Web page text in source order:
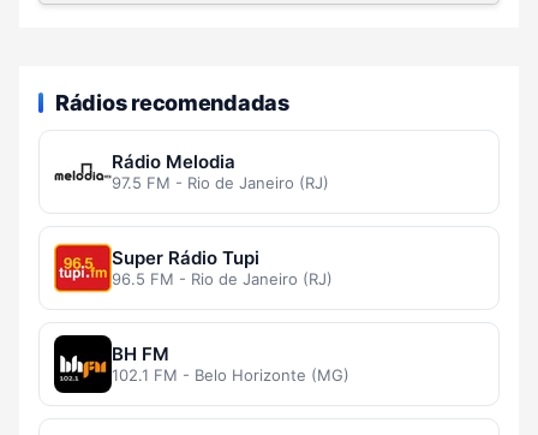
Rádios recomendadas
Rádio Melodia
97.5 FM - Rio de Janeiro (RJ)
Super Rádio Tupi
96.5 FM - Rio de Janeiro (RJ)
BH FM
102.1 FM - Belo Horizonte (MG)